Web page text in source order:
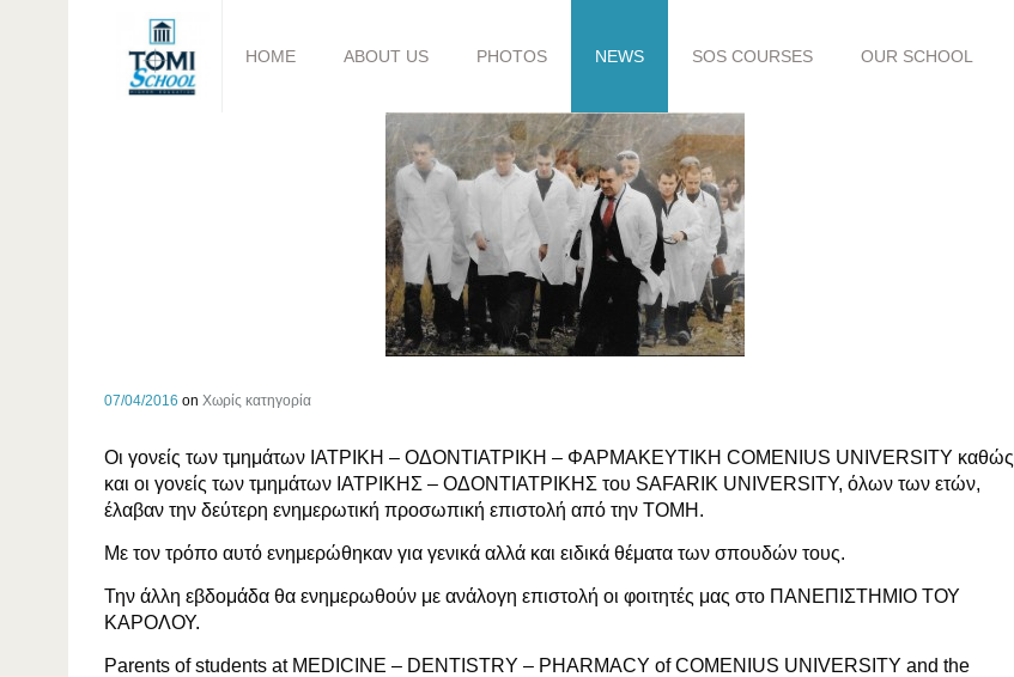
HOME ABOUT US PHOTOS NEWS SOS COURSES OUR SCHOOL
07/04/2016 on Χωρίς κατηγορία
Οι γονείς των τμημάτων ΙΑΤΡΙΚΗ – ΟΔΟΝΤΙΑΤΡΙΚΗ – ΦΑΡΜΑΚΕΥΤΙΚΗ COMENIUS UNIVERSITY καθώς
και οι γονείς των τμημάτων ΙΑΤΡΙΚΗΣ – ΟΔΟΝΤΙΑΤΡΙΚΗΣ του SAFARIK UNIVERSITY, όλων των ετών,
έλαβαν την δεύτερη ενημερωτική προσωπική επιστολή από την ΤΟΜΗ.
Με τον τρόπο αυτό ενημερώθηκαν για γενικά αλλά και ειδικά θέματα των σπουδών τους.
Την άλλη εβδομάδα θα ενημερωθούν με ανάλογη επιστολή οι φοιτητές μας στο ΠΑΝΕΠΙΣΤΗΜΙΟ ΤΟΥ
ΚΑΡΟΛΟΥ.
Parents of students at MEDICINE – DENTISTRY – PHARMACY of COMENIUS UNIVERSITY and the